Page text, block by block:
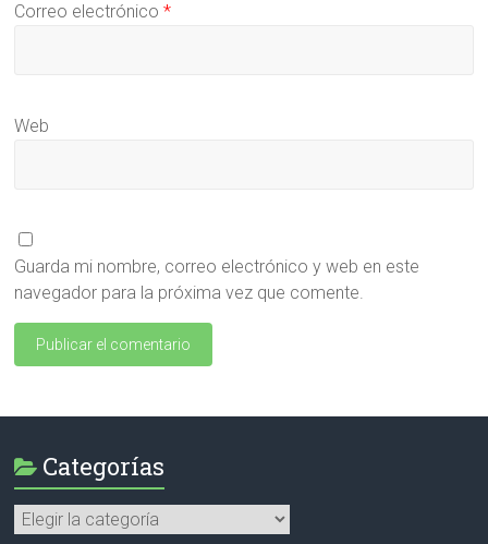
Correo electrónico*
Web
Guarda mi nombre, correo electrónico y web en este
navegador para la próxima vez que comente.
Categorías
Categorías